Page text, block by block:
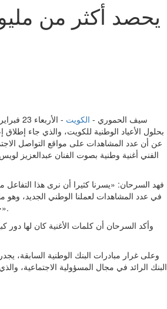
سيف الحموري - الكويت
بحلول الأعياد الوطنية للكويت، والذي جاء
الفني أغنية وطنية بصوت الفنان عبدالعزيز
في عدد المشاهدات لعملنا الوطني الجديد، وهو
حيث الفكرة والتصوير وغيرها من العناصر الإبداعية لجذب أكبر عدد من المشاهدات».
وأكد السرحان أن كلمات الأغنية كان لها
وعلى غرار مبادرات البنك الوطنية السابقة،
البنك الرائد في مجال المسؤولية الاجتماعية،